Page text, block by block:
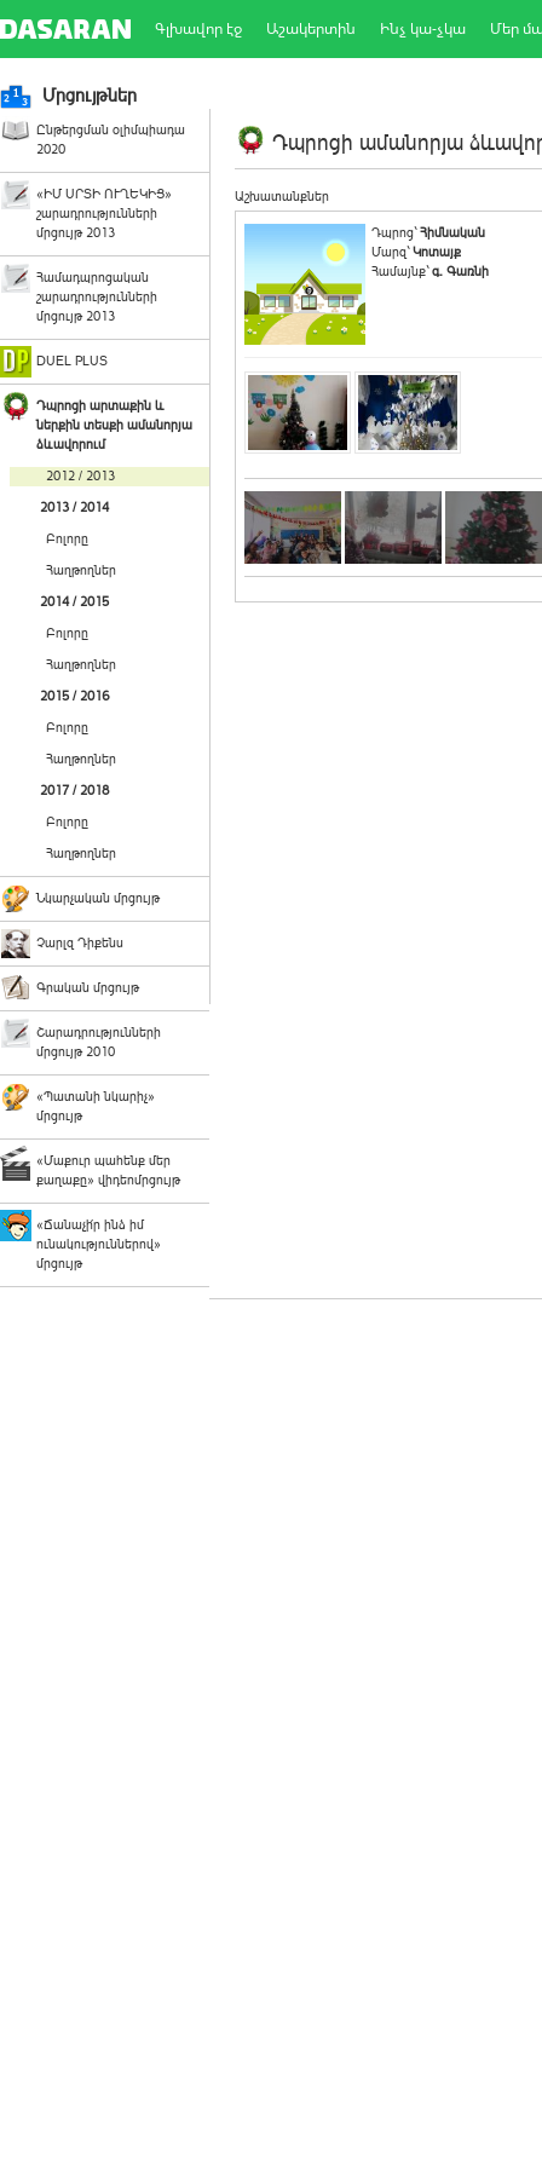
Գլխավոր էջ Աշակերտին Ինչ կա-չկա Մեր
Մրցույթներ
Ընթերցման օլիմպիադա
2020
«ԻՄ ՍՐՏԻ ՈՒՂԵԿԻՑ»
շարադրությունների
մրցույթ 2013
Համադպրոցական
շարադրությունների
մրցույթ 2013
DUEL PLUS
Դպրոցի արտաքին և
ներքին տեսքի ամանորյա
ձևավորում
2012 / 2013
2013 / 2014
Բոլորը
Հաղթողներ
2014 / 2015
Բոլորը
Հաղթողներ
2015 / 2016
Բոլորը
Հաղթողներ
2017 / 2018
Բոլորը
Հաղթողներ
Նկարչական մրցույթ
Չարլզ Դիքենս
Գրական մրցույթ
Շարադրությունների
մրցույթ 2010
«Պատանի նկարիչ»
մրցույթ
«Մաքուր պահենք մեր
քաղաքը» վիդեոմրցույթ
«Ճանաչի՛ր ինձ իմ
ունակություններով»
մրցույթ
Դպրոցի ամանորյա
Աշխատանքներ
Դպրոց`Հիմնական
Մարզ`Կոտայք
Համայնք`գ. Գառնի